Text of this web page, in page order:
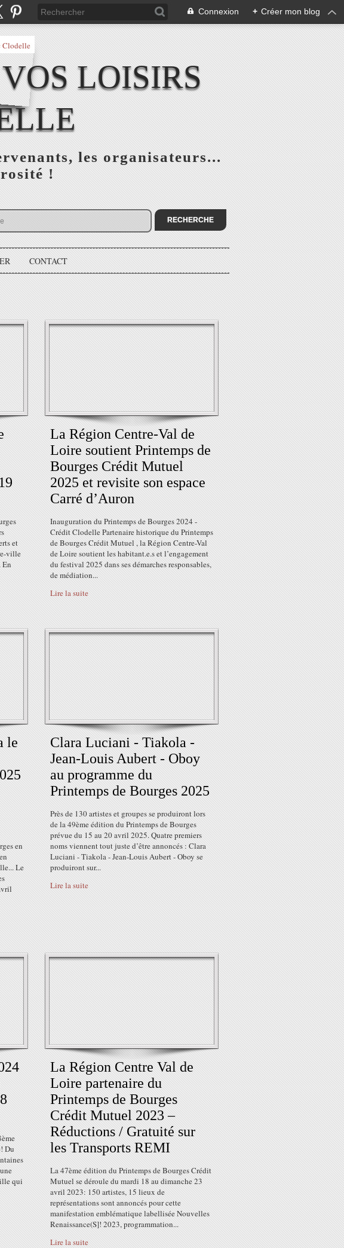
Connexion + Créer mon blog
LOISIRS
les organisateurs...
!
CONTACT
et
ville
En
La Région Centre-Val de
Loire soutient Printemps de
Bourges Crédit Mutuel
2025 et revisite son espace
Carré d’Auron
Inauguration du Printemps de Bourges 2024 -
Crédit Clodelle Partenaire historique du Printemps
de Bourges Crédit Mutuel , la Région Centre-Val
de Loire soutient les habitant.e.s et l’engagement
du festival 2025 dans ses démarches responsables,
de médiation...
Lire la suite
le
en
Le
Clara Luciani - Tiakola -
Jean-Louis Aubert - Oboy
au programme du
Printemps de Bourges 2025
Près de 130 artistes et groupes se produiront lors
de la 49ème édition du Printemps de Bourges
prévue du 15 au 20 avril 2025. Quatre premiers
noms viennent tout juste d’être annoncés : Clara
Luciani - Tiakola - Jean-Louis Aubert - Oboy se
produiront sur...
Lire la suite
Du
qui
La Région Centre Val de
Loire partenaire du
Printemps de Bourges
Crédit Mutuel 2023 –
Réductions / Gratuité sur
les Transports REMI
La 47ème édition du Printemps de Bourges Crédit
Mutuel se déroule du mardi 18 au dimanche 23
avril 2023: 150 artistes, 15 lieux de
représentations sont annoncés pour cette
manifestation emblématique labellisée Nouvelles
Renaissance(S]! 2023, programmation...
Lire la suite